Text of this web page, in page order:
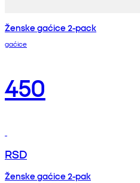
Ženske gaćice 2-pack
gaćice
450
RSD
Ženske gaćice 2-pak